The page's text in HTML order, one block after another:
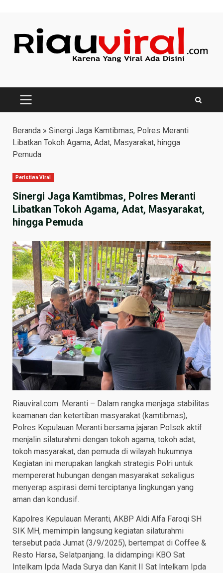
content
PRIMARY
Beranda » Sinergi Jaga Kamtibmas, Polres Meranti
Libatkan Tokoh Agama, Adat, Masyarakat, hingga
Pemuda
Peristiwa Viral
Sinergi Jaga Kamtibmas, Polres Meranti
Libatkan Tokoh Agama, Adat, Masyarakat,
hingga Pemuda
Riauviral.com. Meranti – Dalam rangka menjaga stabilitas
keamanan dan ketertiban masyarakat (kamtibmas),
Polres Kepulauan Meranti bersama jajaran Polsek aktif
menjalin silaturahmi dengan tokoh agama, tokoh adat,
tokoh masyarakat, dan pemuda di wilayah hukumnya.
Kegiatan ini merupakan langkah strategis Polri untuk
mempererat hubungan dengan masyarakat sekaligus
menyerap aspirasi demi terciptanya lingkungan yang
aman dan kondusif.
​Kapolres Kepulauan Meranti, AKBP Aldi Alfa Faroqi SH
SIK MH, memimpin langsung kegiatan silaturahmi
tersebut pada Jumat (3/9/2025), bertempat di Coffee &
Resto Harsa, Selatpanjang. Ia didampingi KBO Sat
Intelkam Ipda Mada Surya dan Kanit II Sat Intelkam Ipda